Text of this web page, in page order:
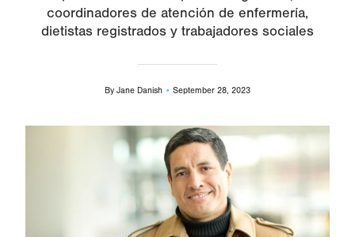
coordinadores de atención de enfermería,
dietistas registrados y trabajadores sociales
By Jane Danish September 28, 2023